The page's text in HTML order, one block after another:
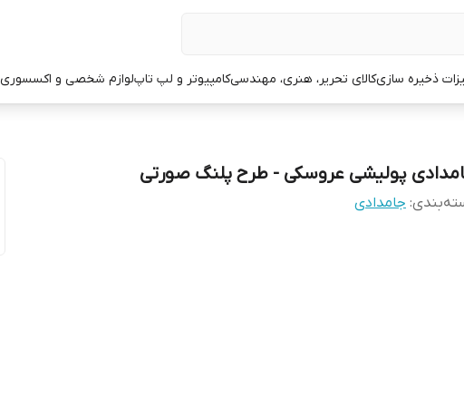
ذخیره سازیکالای تحریر، هنری، مهندسیکامپیوتر و لپ تاپلوازم شخصی و اکسسوری
پولیشی عروسکی - طرح پلنگ صورتی
: جامدادی